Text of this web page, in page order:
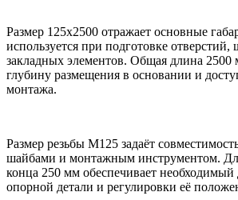
Размер 125х2500 отражает основные
используется при подготовке отверстий,
закладных элементов. Общая длина 2500
глубину размещения в основании и
монтажа.
Размер резьбы М125 задаёт
шайбами и монтажным инструментом.
конца 250 мм обеспечивает необходимый
опорной детали и регулировки её